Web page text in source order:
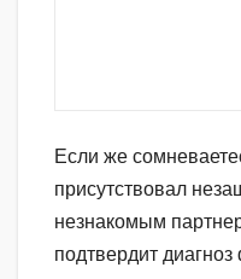
Если же
присутствовал
незнакомым
подтвердит